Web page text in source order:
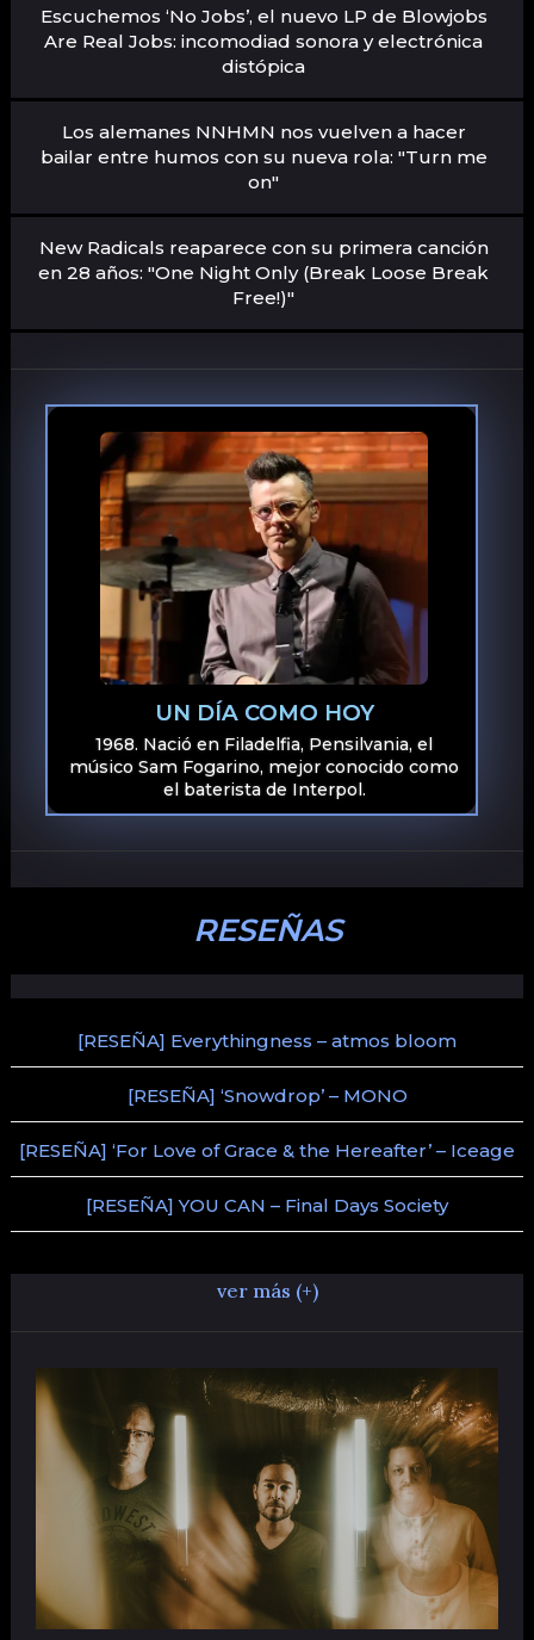
Escuchemos ‘No Jobs’, el nuevo LP de Blowjobs
Are Real Jobs: incomodiad sonora y electrónica
distópica
Los alemanes NNHMN nos vuelven a hacer
bailar entre humos con su nueva rola: "Turn me
on"
New Radicals reaparece con su primera canción
en 28 años: "One Night Only (Break Loose Break
Free!)"
UN DÍA COMO HOY
1968. Nació en Filadelfia, Pensilvania, el
músico Sam Fogarino, mejor conocido como
el baterista de Interpol.
RESEÑAS
[RESEÑA] Everythingness – atmos bloom
[RESEÑA] ‘Snowdrop’ – MONO
[RESEÑA] ‘For Love of Grace & the Hereafter’ – Iceage
[RESEÑA] YOU CAN – Final Days Society
ver más (+)